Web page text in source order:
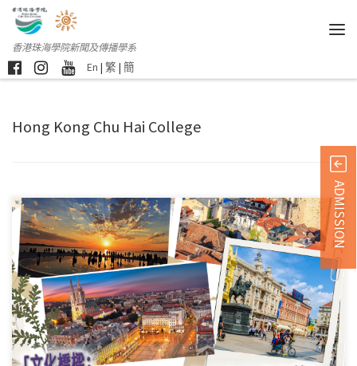
香港珠海學院新聞及傳播學系
En | 繁 | 簡
Hong Kong Chu Hai College
團員招募 *活動獲「 […]
ADMISSION